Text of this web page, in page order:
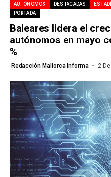
AUTÓNOMOS DESTACADAS
PORTADA
Baleares lidera el
autónomos en mayo
%
Redacción Mallorca Informa 2